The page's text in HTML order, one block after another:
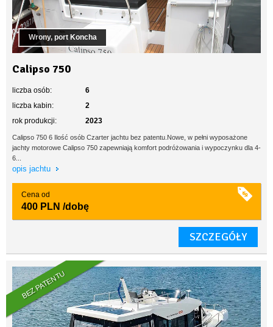
Wrony, port Koncha
Calipso 750
liczba osób:
6
liczba kabin:
2
rok produkcji:
2023
Calipso 750 6 Ilość osób Czarter jachtu bez patentu.Nowe, w pełni wyposażone
jachty motorowe Calipso 750 zapewniają komfort podróżowania i wypoczynku dla 4-
6...
opis jachtu
Cena od
400 PLN /dobę
SZCZEGÓŁY
BEZ PATENTU